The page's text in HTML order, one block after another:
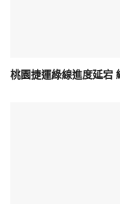
桃園捷運綠線進度延宕